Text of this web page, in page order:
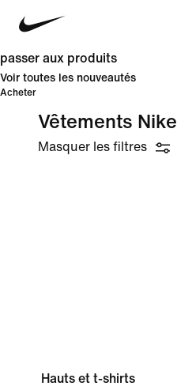
passer aux produits
Voir toutes les nouveautés
Acheter
Vêtements Nike
Masquer les filtres
Hauts et t-shirts